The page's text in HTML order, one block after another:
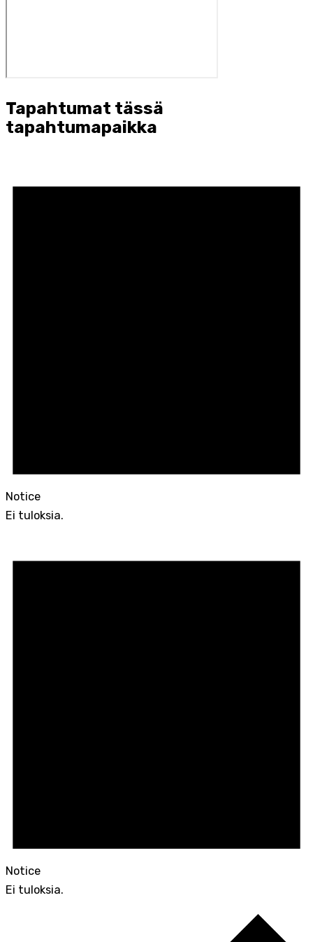
Tapahtumat tässä
tapahtumapaikka
Notice
Ei tuloksia.
Notice
Ei tuloksia.